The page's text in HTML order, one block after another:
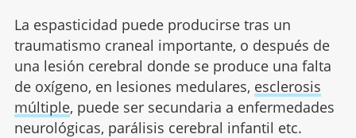
La espasticidad puede producirse tras un
traumatismo craneal importante, o después de
una lesión cerebral donde se produce una falta
de oxígeno, en lesiones medulares, esclerosis
múltiple, puede ser secundaria a enfermedades
neurológicas, parálisis cerebral infantil etc.